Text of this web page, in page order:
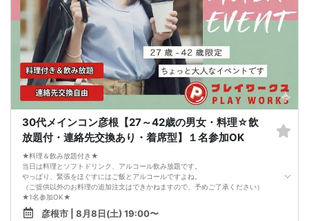
心くださいませ！
□中止判断タイミング
開催当日13：00までに最少催行人数に満たない場合
または13：00以降にキャンセルにより最少催行人数を下回った場合は、中止と
いたします。
□最少催行人数が男性1名・女性1名以上からとなっております。
（ただしイベント開催時に最少催行人数が下回った場合は全員の同意を得た場合
のみ開催とする。）
30代メインコン彦根【27～42歳の男女・料理☆飲
放題付・連絡先交換あり・着席型】１名参加OK
★料理＆飲み放題付き★
当日は料理とソフトドリンク、アルコール飲み放題です。
やっぱり、緊張をほぐすにはご飯とアルコールですよね。
（ご提供以外のお料理の追加注文はできかねますので、予めご了承ください）
★1名参加OK★
他の1名参加の方とペアになりますし、友達作りにも最適です。
基本的には２：２のグループトークとなります。
彦根市 | 8月8日(土) 19:00〜